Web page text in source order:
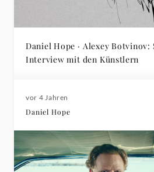
Daniel Hope · Alexey
Interview mit den Künstlern
vor 4 Jahren
Daniel Hope